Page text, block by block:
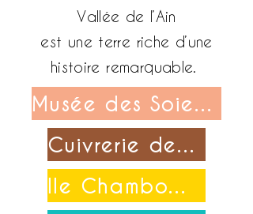
Vallée de l’Ain
est une terre riche d’une
histoire remarquable.
Musée des Soieries Bonnet
Cuivrerie de Cerdon
Ile Chambod-Merpuis